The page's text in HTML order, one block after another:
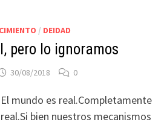
/ DEIDAD
pero lo ignoramos
30/08/2018 0
El mundo es real.Completamente
real.Si bien nuestros mecanismos